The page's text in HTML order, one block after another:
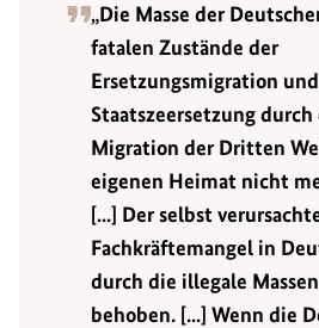
„Die Masse der
fatalen Zustände der
Ersetzungsmigration
Staatszeersetzung
Migration der Dritten
eigenen Heimat nicht
[...] Der selbst
Fachkräftemangel in
durch die illegale
behoben. [...] Wenn die